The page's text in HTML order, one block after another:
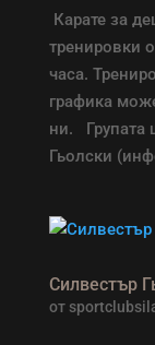
Карате за
тренировки
часа.
графика
ни. Групата
Гьолски
Силвестър
от